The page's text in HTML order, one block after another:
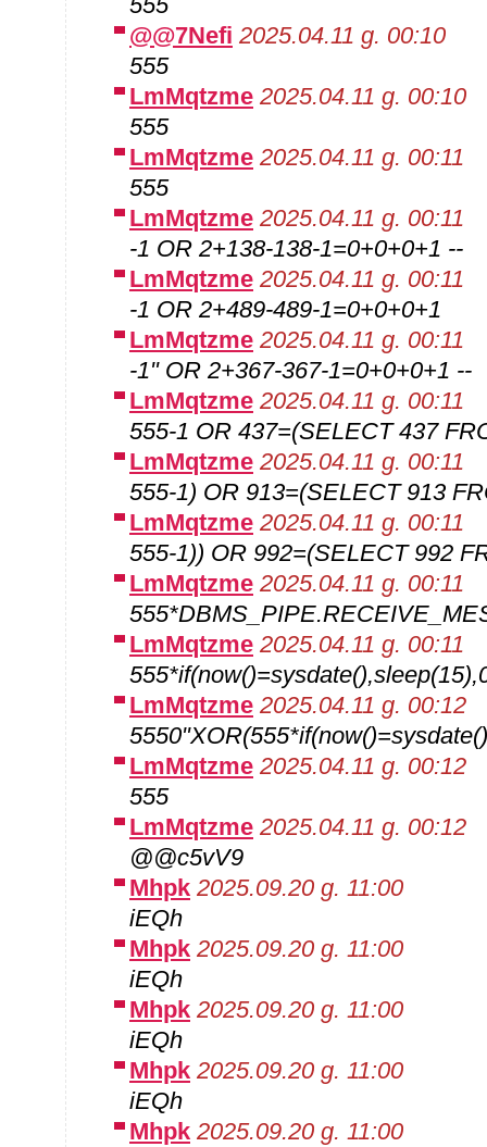
@@7Nefi 2025.04.11 g. 00:10
555
LmMqtzme 2025.04.11 g. 00:10
555
LmMqtzme 2025.04.11 g. 00:11
555
LmMqtzme 2025.04.11 g. 00:11
-1 OR 2+138-138-1=0+0+0+1 --
LmMqtzme 2025.04.11 g. 00:11
-1 OR 2+489-489-1=0+0+0+1
LmMqtzme 2025.04.11 g. 00:11
-1" OR 2+367-367-1=0+0+0+1 --
LmMqtzme 2025.04.11 g. 00:11
555-1 OR 437=(SELECT 437
LmMqtzme 2025.04.11 g. 00:11
555-1) OR 913=(SELECT 913
LmMqtzme 2025.04.11 g. 00:11
555-1)) OR 992=(SELECT 992
LmMqtzme 2025.04.11 g. 00:11
LmMqtzme 2025.04.11 g. 00:11
LmMqtzme 2025.04.11 g. 00:12
LmMqtzme 2025.04.11 g. 00:12
555
LmMqtzme 2025.04.11 g. 00:12
@@c5vV9
Mhpk 2025.09.20 g. 11:00
iEQh
Mhpk 2025.09.20 g. 11:00
iEQh
Mhpk 2025.09.20 g. 11:00
iEQh
Mhpk 2025.09.20 g. 11:00
iEQh
Mhpk 2025.09.20 g. 11:00